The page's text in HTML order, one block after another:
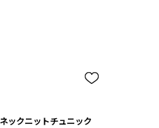
ックニットチュニック